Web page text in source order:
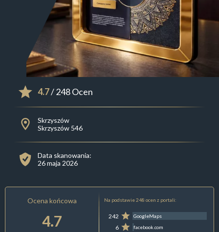
4.7/ 248 Ocen
Skrzyszów
Skrzyszów 546
Data skanowania:
26 maja 2026
Ocena końcowa
4.7
Na podstawie 248 ocen z portali:
242 GoogleMaps
6 facebook.com